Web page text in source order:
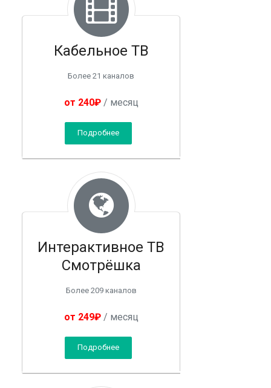
Кабельное ТВ
Более 21 каналов
от 240₽/ месяц
Подробнее
Интерактивное ТВ
Смотрёшка
Более 209 каналов
от 249₽/ месяц
Подробнее